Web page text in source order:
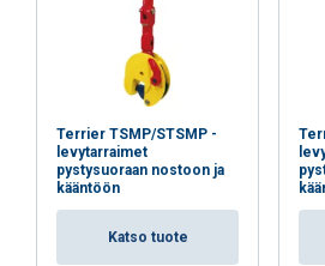
Terrier TSMP/STSMP -
levytarraimet
pystysuoraan nostoon ja
kääntöön
Katso tuote
Tämä sivusto käyttää
Käytämme evästeitä sisällön,
personointiin ja liikenteemme
Jaamme myös tietoja
mainos- ja
kanssa, jotka voivat yhdistää
tietoihin, jotka olet heille
ovat keränneet käyttäessäsi